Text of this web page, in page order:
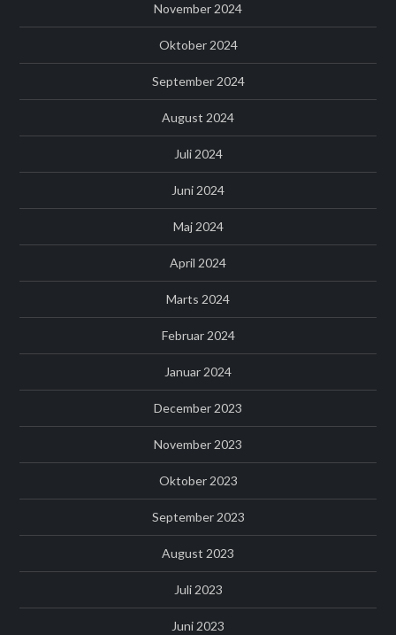
November 2024
Oktober 2024
September 2024
August 2024
Juli 2024
Juni 2024
Maj 2024
April 2024
Marts 2024
Februar 2024
Januar 2024
December 2023
November 2023
Oktober 2023
September 2023
August 2023
Juli 2023
Juni 2023